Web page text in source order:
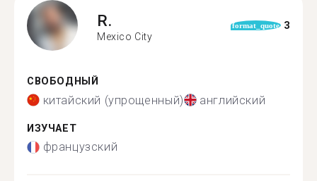
R.
Mexico City
format_quote 3
СВОБОДНЫЙ
китайский (упрощенный) английский
ИЗУЧАЕТ
французский